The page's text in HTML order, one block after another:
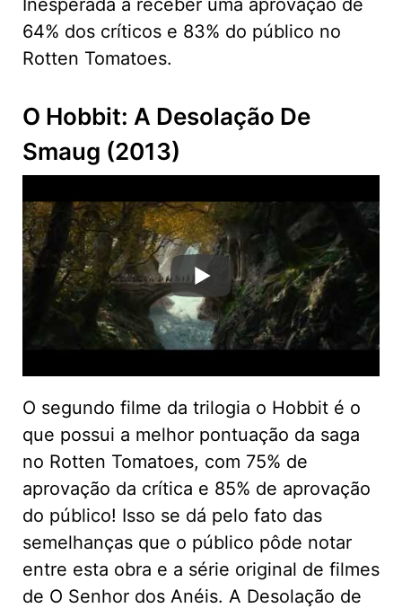
Inesperada a receber uma aprovação de
64% dos críticos e 83% do público no
Rotten Tomatoes.
O Hobbit: A Desolação De
Smaug (2013)
O segundo filme da trilogia o Hobbit é o
que possui a melhor pontuação da saga
no Rotten Tomatoes, com 75% de
aprovação da crítica e 85% de aprovação
do público! Isso se dá pelo fato das
semelhanças que o público pôde notar
entre esta obra e a série original de filmes
de O Senhor dos Anéis. A Desolação de